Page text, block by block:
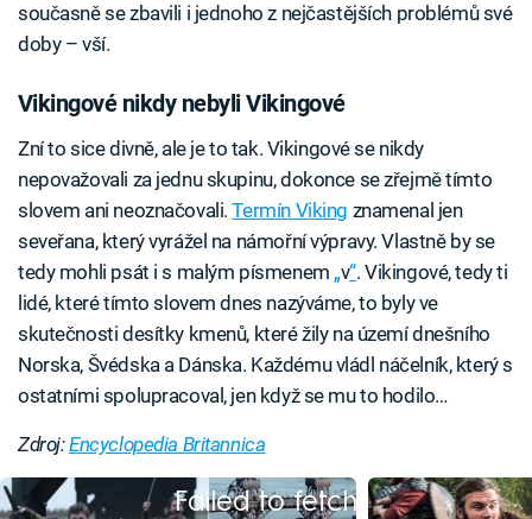
současně se zbavili i jednoho z nejčastějších problémů své
doby – vší.
Vikingové nikdy nebyli Vikingové
Zní to sice divně, ale je to tak. Vikingové se nikdy
nepovažovali za jednu skupinu, dokonce se zřejmě tímto
slovem ani neoznačovali.Termín Viking znamenal jen
seveřana, který vyrážel na námořní výpravy. Vlastně by se
tedy mohli psát i s malým písmenem „v“. Vikingové, tedy ti
lidé, které tímto slovem dnes nazýváme, to byly ve
skutečnosti desítky kmenů, které žily na území dnešního
Norska, Švédska a Dánska. Každému vládl náčelník, který s
ostatními spolupracoval, jen když se mu to hodilo…
Zdroj:Encyclopedia Britannica
Failed to fetch